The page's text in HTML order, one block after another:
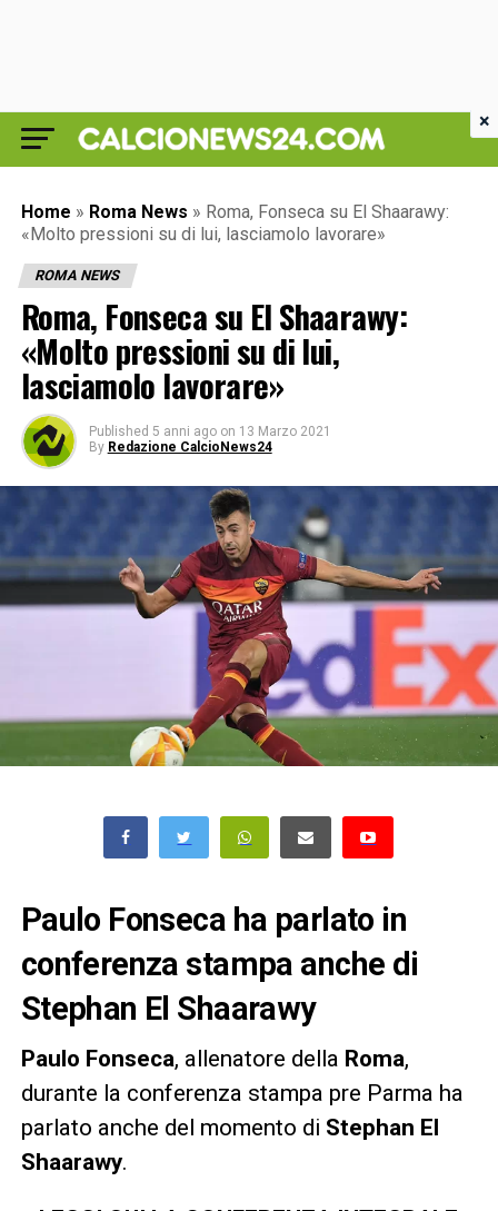
Home » Roma News » Roma, Fonseca su El Shaarawy:
«Molto pressioni su di lui, lasciamolo lavorare»
ROMA NEWS
Roma, Fonseca su El Shaarawy:
«Molto pressioni su di lui,
lasciamolo lavorare»
Published 5 anni ago on 13 Marzo 2021
By Redazione CalcioNews24
Paulo Fonseca ha parlato in
conferenza stampa anche di
Stephan El Shaarawy
Paulo Fonseca, allenatore della Roma,
durante la conferenza stampa pre Parma ha
parlato anche del momento di Stephan El
Shaarawy.
×